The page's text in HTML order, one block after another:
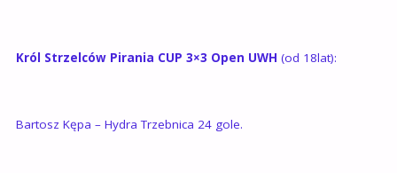
Król Strzelców Pirania CUP 3×3 Open UWH (od 18lat):
Bartosz Kępa – Hydra Trzebnica 24 gole.